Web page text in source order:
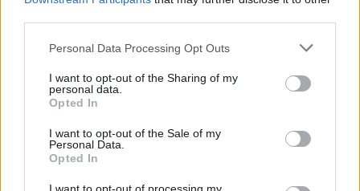
Personal Data Processing Opt Outs
I want to opt-out of the Sharing of my
personal data.
Opted In
I want to opt-out of the Sale of my
Personal Data.
Opted In